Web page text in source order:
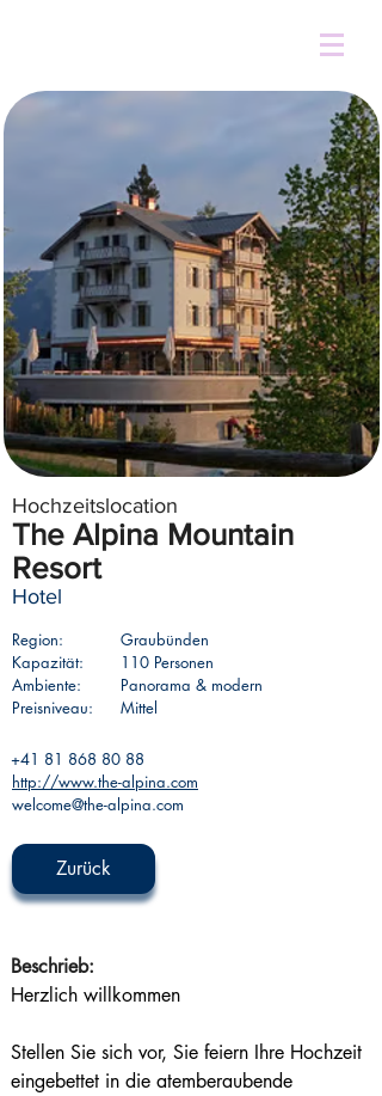
Hochzeitslocation
The Alpina Mountain
Resort
Hotel
Region:
Graubünden
Kapazität:
110 Personen
Ambiente:
Panorama & modern
Preisniveau:
Mittel
+41 81 868 80 88
http://www.the-alpina.com
welcome@the-alpina.com
Zurück
Beschrieb:
Herzlich willkommen
Stellen Sie sich vor, Sie feiern Ihre Hochzeit
eingebettet in die atemberaubende